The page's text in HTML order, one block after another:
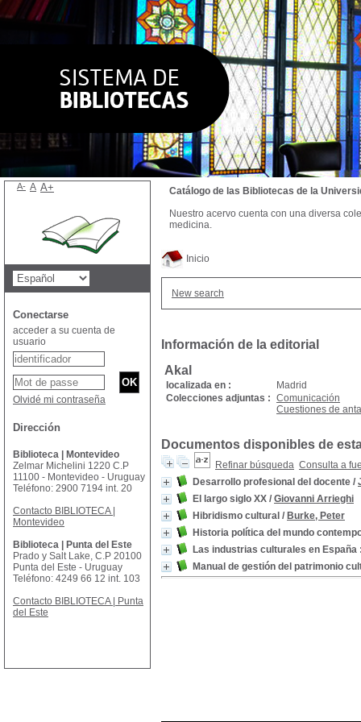
Inicio
New search
Información de la editorial
Akal
localizada en :
Madrid
Colecciones adjuntas : Comunicación
Cuestiones de
Documentos disponibles de
Refinar búsqueda Consulta a
Desarrollo profesional del docente /
El largo siglo XX / Giovanni Arrieghi
Hibridismo cultural / Burke, Peter
Historia política del mundo
Las industrias culturales en
Manual de gestión del patrimonio
Catálogo de las Bibliotecas de la
Nuestro acervo cuenta con una diversa
medicina.
A- A A+
Conectarse
acceder a su cuenta de
usuario
Olvidé mi contraseña
Dirección
Biblioteca | Montevideo
Zelmar Michelini 1220 C.P
11100 - Montevideo - Uruguay
Teléfono: 2900 7194 int. 20
Contacto BIBLIOTECA |
Montevideo
Biblioteca | Punta del Este
Prado y Salt Lake, C.P 20100
Punta del Este - Uruguay
Teléfono: 4249 66 12 int. 103
Contacto BIBLIOTECA | Punta
del Este